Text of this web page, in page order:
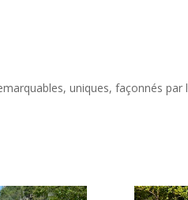
uniques, façonnés par